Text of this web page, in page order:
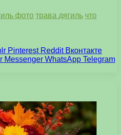
фото трава дягиль что
Pinterest Reddit Вконтакте
Messenger WhatsApp Telegram